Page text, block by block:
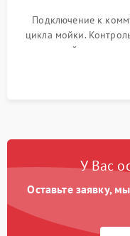
Подключение к
цикла мойки.
до нужной
штатного слива
У Вас
Оставьте заявку,